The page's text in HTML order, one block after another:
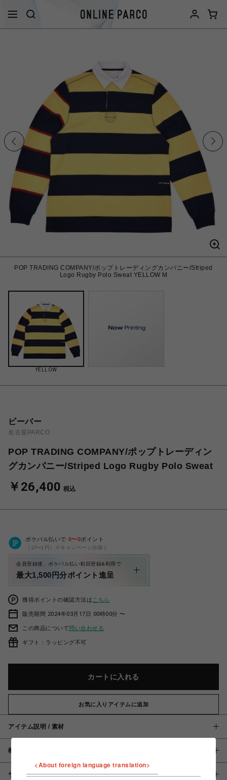
POP TRADING COMPANY/ポップトレーディングカンパニー/Striped
Logo Rugby Polo Sweat YELLOW M
YELLOW
ビーバー
名古屋PARCO
POP TRADING COMPANY/ポップトレーディン
グカンパニー/Striped Logo Rugby Polo Sweat
￥26,400 税込
ポケパル払いで 0〜0ポイント
（1P=1円）※キャンペーン分除く
会員登録後、ポケパル払い初回登録&利用で
最大1,500円分ポイント進呈
獲得ポイントの確認方法は こちら
販売期間 2024年03月17日 00時00分 〜
この商品について問い合わせる
ギフト：ラッピング不可
カートに入れる
お気に入りアイテムに追加
アイテム説明 / 素材
概要
サイズ
<About foreign language translation>